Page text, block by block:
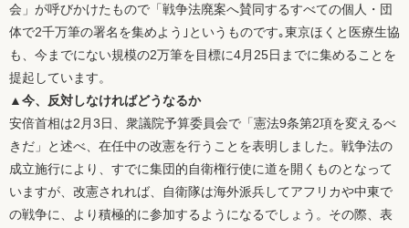
会」が呼びかけたもので「戦争法廃案へ賛同するすべての個人・団
体で2千万筆の署名を集めよう｣というものです｡東京ほくと医療生協
も、今までにない規模の2万筆を目標に4月25日までに集めることを
提起しています。
▲今、反対しなければどうなるか
安倍首相は2月3日、衆議院予算委員会で「憲法9条第2項を変えるべ
きだ」と述べ、在任中の改憲を行うことを表明しました。戦争法の
成立施行により、すでに集団的自衛権行使に道を開くものとなって
いますが、改憲されれば、自衛隊は海外派兵してアフリカや中東で
の戦争に、より積極的に参加するようになるでしょう。その際、表